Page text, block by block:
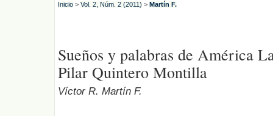
Inicio > Vol. 2, Núm. 2 (2011) > Martín F.
Sueños y palabras de América
Pilar Quintero Montilla
Víctor R. Martín F.